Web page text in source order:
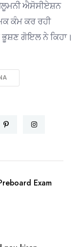
ਐਸੋਸੀਏਸ਼ਨ
ਕੰਮ ਕਰ ਰਹੀ
ਗੋਇਲ ਨੇ ਕਿਹਾ।
Exam